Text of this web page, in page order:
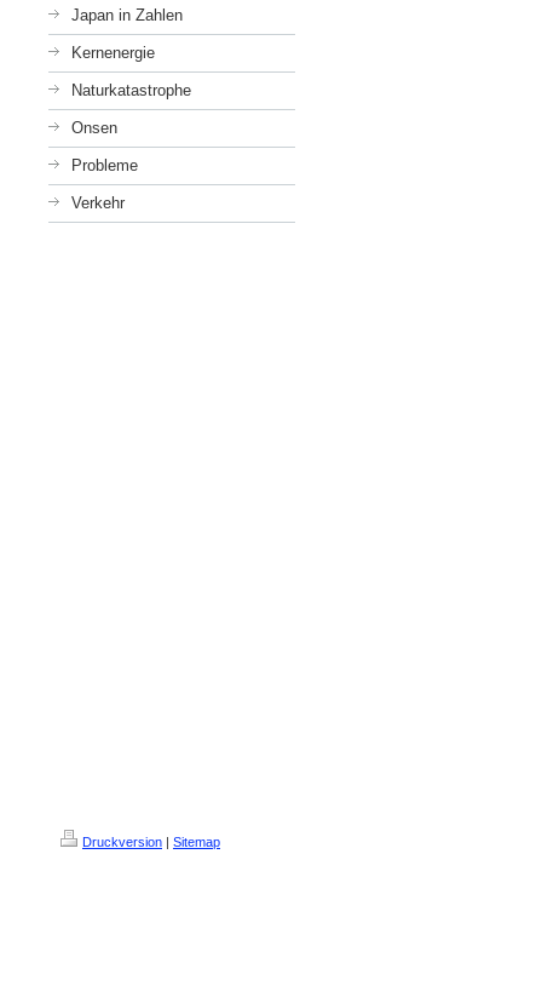
Japan in Zahlen
Kernenergie
Naturkatastrophe
Onsen
Probleme
Verkehr
Druckversion Sitemap